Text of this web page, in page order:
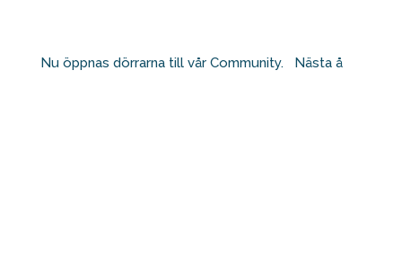
Nu öppnas dörrarna till vår Community. ⁠ ⁠ Nästa å